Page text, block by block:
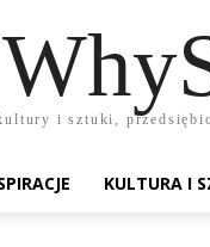
i sztuki,
KULTURA I